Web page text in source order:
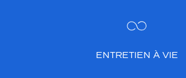
ENTRETIEN À VIE